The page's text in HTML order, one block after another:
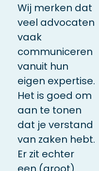
Wij merken dat
veel advocaten
vaak
communiceren
vanuit hun
eigen expertise.
Het is goed om
aan te tonen
dat je verstand
van zaken hebt.
Er zit echter